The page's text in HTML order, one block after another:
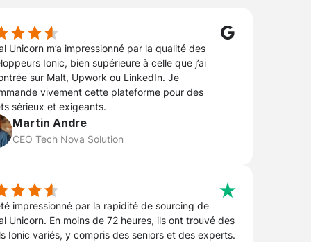
Unicorn m’a impressionné par la qualité des
Ionic, bien supérieure à celle que j’ai
sur Malt, Upwork ou LinkedIn. Je
vivement cette plateforme pour des
sérieux et exigeants.
Martin Andre
CEO Tech Nova Solution
impressionné par la rapidité de sourcing de
Unicorn. En moins de 72 heures, ils ont trouvé des
Ionic variés, y compris des seniors et des experts.